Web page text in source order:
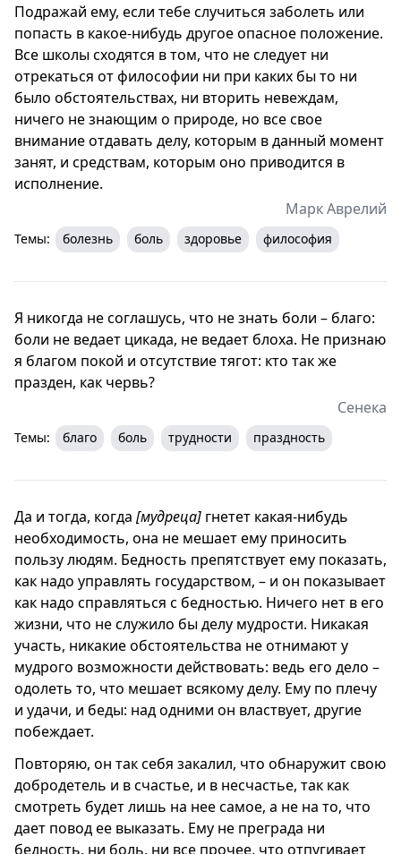
Подражай ему, если тебе случиться заболеть или
попасть в какое-нибудь другое опасное положение.
Все школы сходятся в том, что не следует ни
отрекаться от философии ни при каких бы то ни
было обстоятельствах, ни вторить невеждам,
ничего не знающим о природе, но все свое
внимание отдавать делу, которым в данный момент
занят, и средствам, которым оно приводится в
исполнение.
Марк Аврелий
Темы: болезнь боль здоровье философия
Я никогда не соглашусь, что не знать боли – благо:
боли не ведает цикада, не ведает блоха. Не признаю
я благом покой и отсутствие тягот: кто так же
празден, как червь?
Сенека
Темы: благо боль трудности праздность
Да и тогда, когда [мудреца] гнетет какая-нибудь
необходимость, она не мешает ему приносить
пользу людям. Бедность препятствует ему показать,
как надо управлять государством, – и он показывает
как надо справляться с бедностью. Ничего нет в его
жизни, что не служило бы делу мудрости. Никакая
участь, никакие обстоятельства не отнимают у
мудрого возможности действовать: ведь его дело –
одолеть то, что мешает всякому делу. Ему по плечу
и удачи, и беды: над одними он властвует, другие
побеждает.
Повторяю, он так себя закалил, что обнаружит свою
добродетель и в счастье, и в несчастье, так как
смотреть будет лишь на нее самое, а не на то, что
дает повод ее выказать. Ему не преграда ни
бедность, ни боль, ни все прочее, что отпугивает